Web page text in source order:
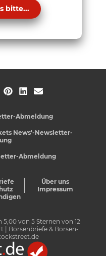
bitte...
Abmeldung
News'-Newsletter-
Abmeldung
Über uns
Impressum
5,00von 5Sternen von 12
| Börsenbriefe & Börsen-